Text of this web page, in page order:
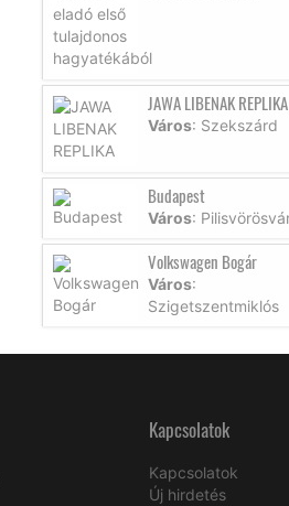
JAWA LIBENAK REPLIKA
Város: Szekszárd
Budapest
Város:
Volkswagen Bogár
Város:
Szigetszentmiklós
Kapcsolatok
Kapcsolatok
Új hirdetés